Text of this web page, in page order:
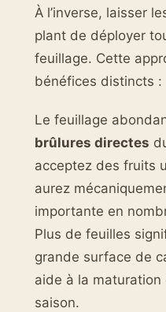
À l’inverse, laisser
plant de déployer
feuillage. Cette
bénéfices distincts :
Le feuillage
brûlures directes
acceptez des fruits
aurez
importante en
Plus de feuilles
grande surface de
aide à la
saison.